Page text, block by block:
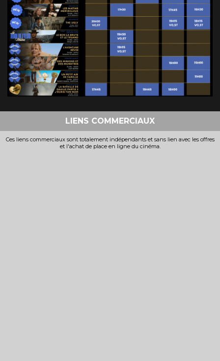
TOUT PUBLIC
VF
TOUT PUBLIC
LIENS COMMERCIAUX
Ces liens commerciaux sont totalement indépendants et sans lien avec les offres
et l'achat de place en ligne du cinéma.